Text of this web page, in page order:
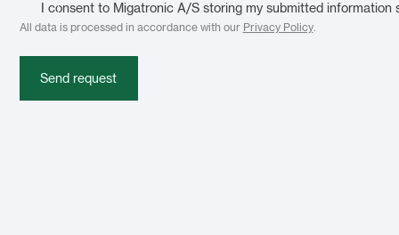
I consent to Migatronic A/S storing my submitted information
All data is processed in accordance with our Privacy Policy.
Send request